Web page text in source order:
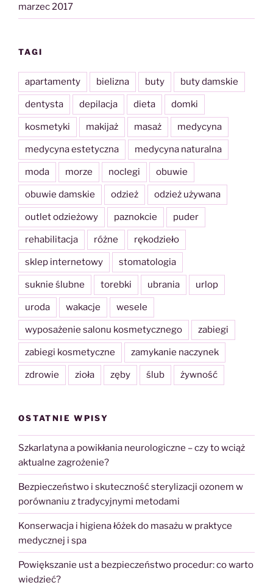
marzec 2017
TAGI
apartamenty bielizna buty buty damskie
dentysta depilacja dieta domki
kosmetyki makijaż masaż medycyna
medycyna estetyczna medycyna naturalna
moda morze noclegi obuwie
obuwie damskie odzież odzież używana
outlet odzieżowy paznokcie puder
rehabilitacja różne rękodzieło
sklep internetowy stomatologia
suknie ślubne torebki ubrania urlop
uroda wakacje wesele
wyposażenie salonu kosmetycznego zabiegi
zabiegi kosmetyczne zamykanie naczynek
zdrowie zioła zęby ślub żywność
OSTATNIE WPISY
Szkarlatyna a powikłania neurologiczne – czy to wciąż
aktualne zagrożenie?
Bezpieczeństwo i skuteczność sterylizacji ozonem w
porównaniu z tradycyjnymi metodami
Konserwacja i higiena łóżek do masażu w praktyce
medycznej i spa
Powiększanie ust a bezpieczeństwo procedur: co warto
wiedzieć?